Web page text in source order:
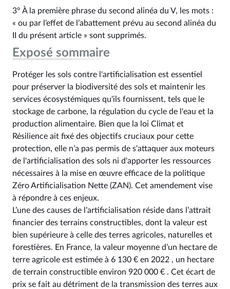
3° À la première phrase du second alinéa du V, les mots :
« ou par l’effet de l’abattement prévu au second alinéa du
II du présent article » sont supprimés.
Exposé sommaire
Protéger les sols contre l'artificialisation est essentiel
pour préserver la biodiversité des sols et maintenir les
services écosystémiques qu'ils fournissent, tels que le
stockage de carbone, la régulation du cycle de l'eau et la
production alimentaire. Bien que la loi Climat et
Résilience ait fixé des objectifs cruciaux pour cette
protection, elle n’a pas permis de s'attaquer aux moteurs
de l'artificialisation des sols ni d'apporter les ressources
nécessaires à la mise en œuvre efficace de la politique
Zéro Artificialisation Nette (ZAN). Cet amendement vise
à répondre à ces enjeux.
L’une des causes de l’artificialisation réside dans l’attrait
financier des terrains constructibles, dont la valeur est
bien supérieure à celle des terres agricoles, naturelles et
forestières. En France, la valeur moyenne d’un hectare de
terre agricole est estimée à 6 130 € en 2022 , un hectare
de terrain constructible environ 920 000 € . Cet écart de
prix se fait au détriment de la transmission des terres aux